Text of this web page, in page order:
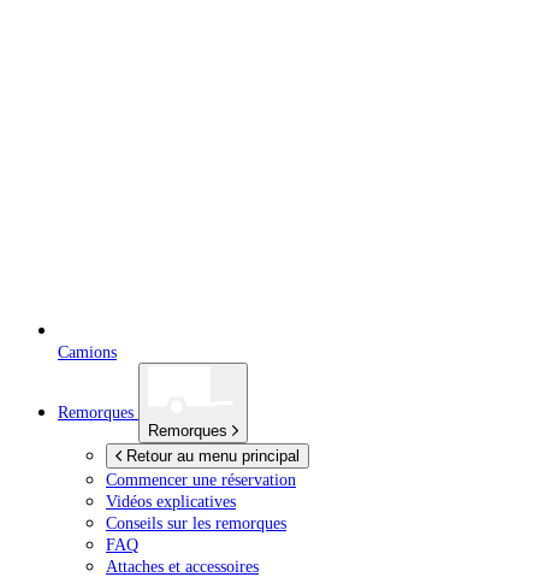
Camions
Remorques
Remorques
Retour au menu principal
Commencer une réservation
Vidéos explicatives
Conseils sur les remorques
FAQ
Attaches et accessoires